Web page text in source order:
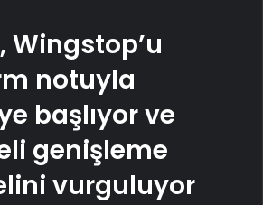
Wingstop’u
notuyla
başlıyor ve
genişleme
vurguluyor